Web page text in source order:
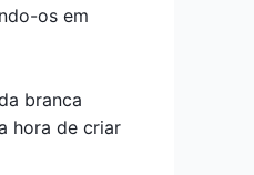
os em
branca
hora de criar